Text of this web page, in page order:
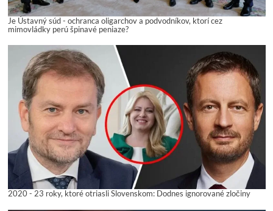
Je Ústavný súd - ochranca oligarchov a podvodníkov, ktorí cez
mimovládky perú špinavé peniaze?
2020 - 23 roky, ktoré otriasli Slovenskom: Dodnes ignorované zločiny